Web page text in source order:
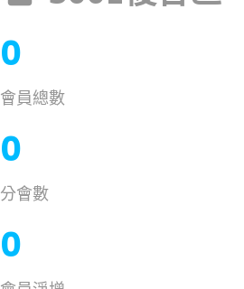
0
會員總數
0
分會數
0